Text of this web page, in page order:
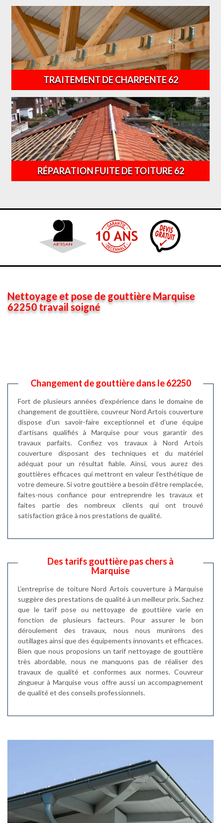
TRAITEMENT DE CHARPENTE 62
RÉPARATION FUITE DE TOITURE 62
Nettoyage et pose de gouttière Marquise
62250 travail soigné
Changement de gouttière dans le 62250
Fort de plusieurs années d’expérience dans le domaine de
changement de gouttière, couvreur Nord Artois couverture
dispose d’un savoir-faire exceptionnel et d’une équipe
d’artisans qualifiés à Marquise pour vous garantir des
travaux parfaits. Confiez vos travaux à Nord Artois
couverture disposant des techniques et du matériel
adéquat pour un résultat fiable. Ainsi, vous aurez des
gouttières efficaces qui mettront en valeur l’esthétique de
votre demeure. Si votre gouttière a besoin d’être remplacée,
faites-nous confiance pour entreprendre les travaux et
faites partie des nombreux clients qui ont trouvé
satisfaction grâce à nos prestations de qualité.
Des tarifs gouttière pas chers à
Marquise
L’entreprise de toiture Nord Artois couverture à Marquise
suggère des prestations de qualité à un meilleur prix. Sachez
que le tarif pose ou nettoyage de gouttière varie en
fonction de plusieurs facteurs. Pour assurer le bon
déroulement des travaux, nous nous munirons des
outillages ainsi que des équipements innovants et efficaces.
Bien que nous proposions un tarif nettoyage de gouttière
très abordable, nous ne manquons pas de réaliser des
travaux de qualité et conformes aux normes. Couvreur
zingueur à Marquise vous offre aussi un accompagnement
de qualité et des conseils professionnels.